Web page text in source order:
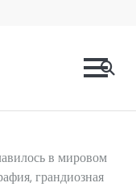
в мировом
грандиозная